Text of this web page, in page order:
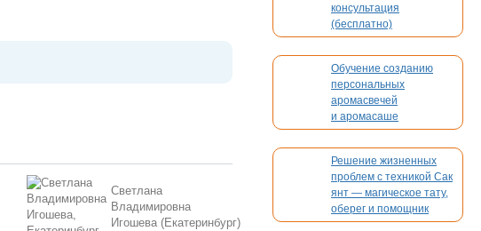
консультация
(бесплатно)
Обучение созданию
персональных
аромасвечей
и аромасаше
Решение жизненных
проблем с техникой Сак
янт — магическое тату,
оберег и помощник
Светлана
Владимировна
Игошева (Екатеринбург)